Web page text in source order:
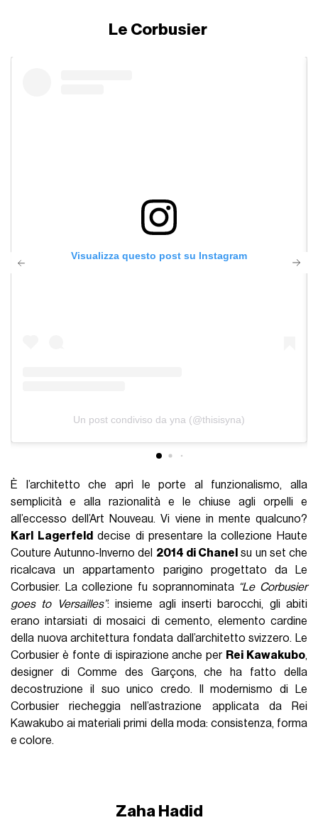
Le Corbusier
Visualizza questo post su Instagram
Un post condiviso da yna (@thisisyna)
È l’architetto che aprì le porte al funzionalismo, alla
semplicità e alla razionalità e le chiuse agli orpelli e
all’eccesso dell’Art Nouveau. Vi viene in mente qualcuno?
Karl Lagerfeld decise di presentare la collezione Haute
Couture Autunno-Inverno del 2014 di Chanel su un set che
ricalcava un appartamento parigino progettato da Le
Corbusier. La collezione fu soprannominata“Le Corbusier
goes to Versailles”: insieme agli inserti barocchi, gli abiti
erano intarsiati di mosaici di cemento, elemento cardine
della nuova architettura fondata dall’architetto svizzero. Le
Corbusier è fonte di ispirazione anche per Rei Kawakubo,
designer di Comme des Garçons, che ha fatto della
decostruzione il suo unico credo. Il modernismo di Le
Corbusier riecheggia nell’astrazione applicata da Rei
Kawakubo ai materiali primi della moda: consistenza, forma
e colore.
Zaha Hadid